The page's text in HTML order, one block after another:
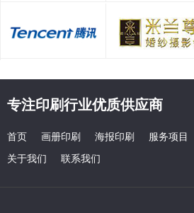
选择天津专业画册印刷厂家的核心要素
专注印刷行业优质供应商
首页 画册印刷 海报印刷 服务项目
关于我们
联系我们